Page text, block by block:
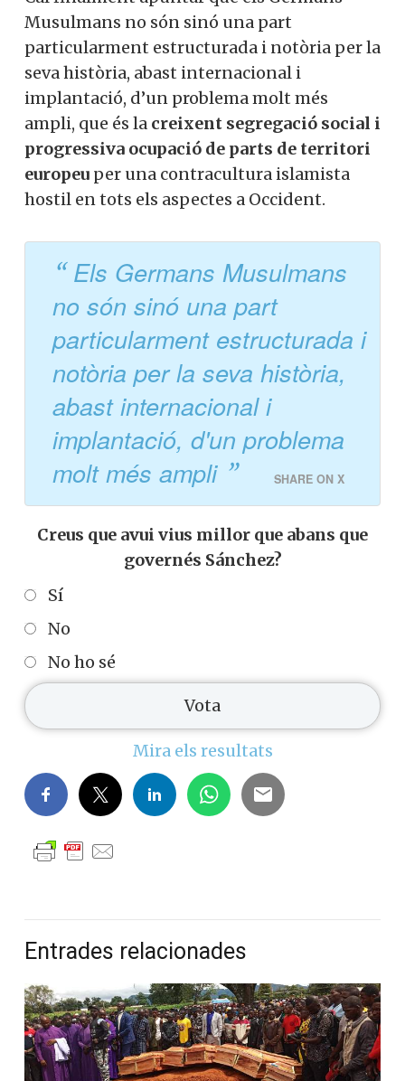
Musulmans no són sinó una part
particularment estructurada i notòria per la
seva història, abast internacional i
implantació, d’un problema molt més
ampli, que és la creixent segregació social i
progressiva ocupació de parts de territori
europeu per una contracultura islamista
hostil en tots els aspectes a Occident.
Els Germans Musulmans
no són sinó una part
particularment estructurada i
notòria per la seva història,
abast internacional i
implantació, d'un problema
molt més ampli
SHARE ON X
Creus que avui vius millor que abans que
governés Sánchez?
Sí
No
No ho sé
Mira els resultats
Entrades relacionades